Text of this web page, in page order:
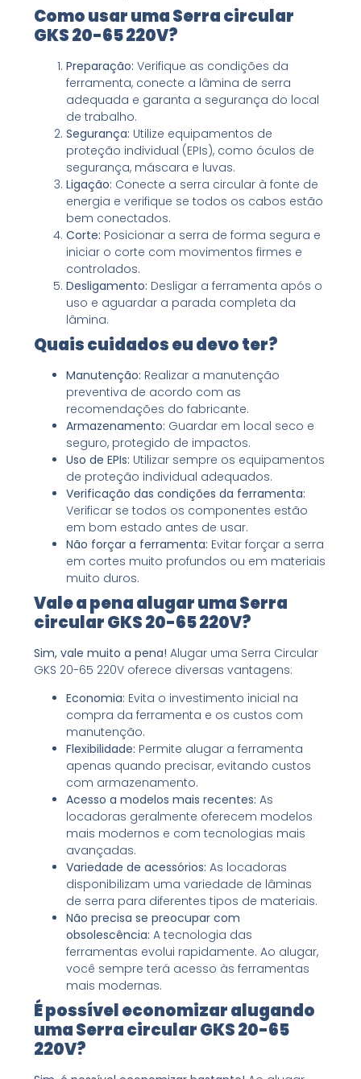
Como usar uma Serra circular
GKS 20-65 220V?
Preparação: Verifique as condições da
ferramenta, conecte a lâmina de serra
adequada e garanta a segurança do local
de trabalho.
Segurança: Utilize equipamentos de
proteção individual (EPIs), como óculos de
segurança, máscara e luvas.
Ligação: Conecte a serra circular à fonte de
energia e verifique se todos os cabos estão
bem conectados.
Corte: Posicionar a serra de forma segura e
iniciar o corte com movimentos firmes e
controlados.
Desligamento: Desligar a ferramenta após o
uso e aguardar a parada completa da
lâmina.
Quais cuidados eu devo ter?
Manutenção: Realizar a manutenção
preventiva de acordo com as
recomendações do fabricante.
Armazenamento: Guardar em local seco e
seguro, protegido de impactos.
Uso de EPIs: Utilizar sempre os equipamentos
de proteção individual adequados.
Verificação das condições da ferramenta:
Verificar se todos os componentes estão
em bom estado antes de usar.
Não forçar a ferramenta: Evitar forçar a serra
em cortes muito profundos ou em materiais
muito duros.
Vale a pena alugar uma Serra
circular GKS 20-65 220V?
Sim, vale muito a pena! Alugar uma Serra Circular
GKS 20-65 220V oferece diversas vantagens:
Economia: Evita o investimento inicial na
compra da ferramenta e os custos com
manutenção.
Flexibilidade: Permite alugar a ferramenta
apenas quando precisar, evitando custos
com armazenamento.
Acesso a modelos mais recentes: As
locadoras geralmente oferecem modelos
mais modernos e com tecnologias mais
avançadas.
Variedade de acessórios: As locadoras
disponibilizam uma variedade de lâminas
de serra para diferentes tipos de materiais.
Não precisa se preocupar com
obsolescência: A tecnologia das
ferramentas evolui rapidamente. Ao alugar,
você sempre terá acesso às ferramentas
mais modernas.
É possível economizar alugando
uma Serra circular GKS 20-65
220V?